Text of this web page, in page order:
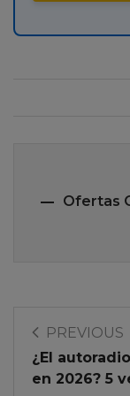
Ofertas
PREVIOUS
¿El
en 2026? 5